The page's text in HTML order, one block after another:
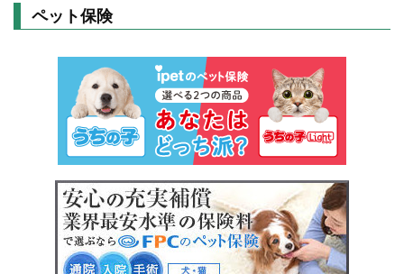
ペット保険